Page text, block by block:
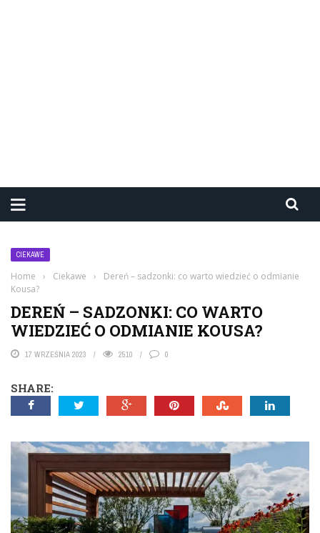
CIEKAWE
Home › Ciekawe ›
Dereń – sadzonki: co warto wiedzieć o odmianie
Kousa?
DEREŃ – SADZONKI: CO WARTO
WIEDZIEĆ O ODMIANIE KOUSA?
17 WRZEŚNIA 2023 2510 0
SHARE: